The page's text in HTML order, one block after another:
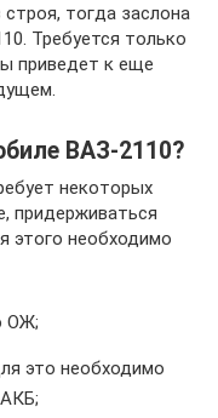
тогда заслона
Требуется только
приведет к еще
ВАЗ-2110?
некоторых
придерживаться
этого необходимо
ОЖ;
это необходимо